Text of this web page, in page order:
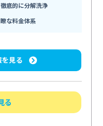
底的に分解洗浄
な料金体系
見る
る